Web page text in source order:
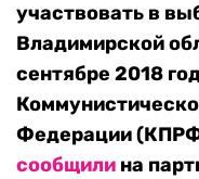
участвовать в
Владимирской
сентябре 2018
Федерации
сообщили на